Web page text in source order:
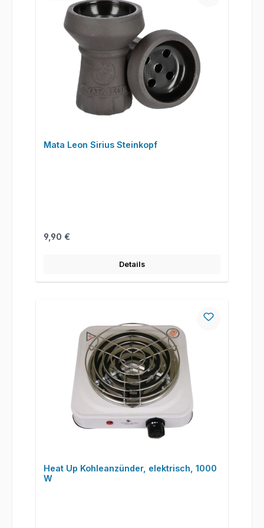
Mata Leon Sirius Steinkopf
Regulärer Preis:
9,90 €
Details
Heat Up Kohleanzünder, elektrisch, 1000
W